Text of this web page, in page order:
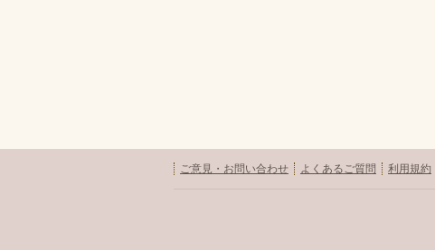
ご意見・お問い合わせ よくあるご質問 利用規約